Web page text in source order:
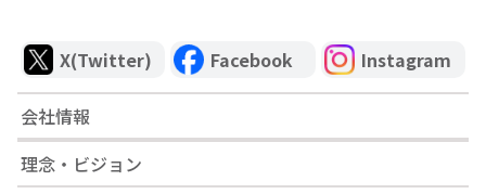
X(Twitter) Facebook Instagram
会社情報
理念・ビジョン